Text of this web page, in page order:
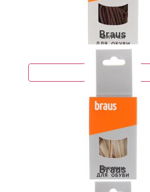
Braus
106 руб.
Braus
77 руб.